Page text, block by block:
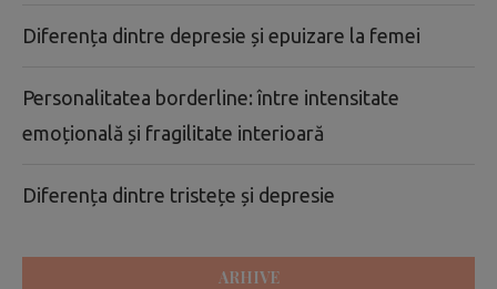
Diferența dintre depresie și epuizare la femei
Personalitatea borderline: între intensitate
emoțională și fragilitate interioară
Diferența dintre tristețe și depresie
ARHIVE